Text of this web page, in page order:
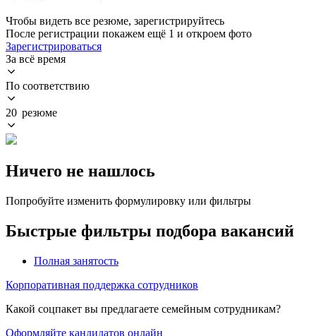
Чтобы видеть все резюме, зарегистрируйтесь
После регистрации покажем ещё 1 и откроем фото
Зарегистрироваться
За всё время
По соответствию
20 резюме
Ничего не нашлось
Попробуйте изменить формулировку или фильтры
Быстрые фильтры подбора вакансий
Полная занятость
Корпоративная поддержка сотрудников
Какой соцпакет вы предлагаете семейным сотрудникам?
Оформляйте кандидатов онлайн